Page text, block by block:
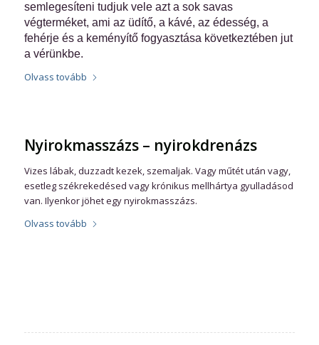
semlegesíteni tudjuk vele azt a sok savas
végterméket, ami az üdítő, a kávé, az édesség, a
fehérje és a keményítő fogyasztása következtében jut
a vérünkbe.
Olvass tovább
Nyirokmasszázs – nyirokdrenázs
Vizes lábak, duzzadt kezek, szemaljak. Vagy műtét után vagy,
esetleg székrekedésed vagy krónikus mellhártya gyulladásod
van. Ilyenkor jöhet egy nyirokmasszázs.
Olvass tovább